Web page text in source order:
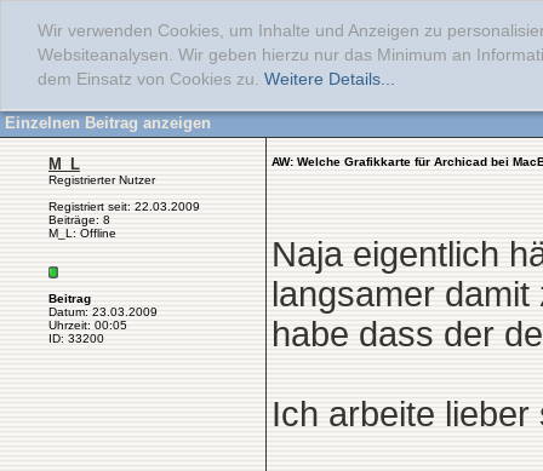
Wir verwenden Cookies, um Inhalte und Anzeigen zu
Websiteanalysen. Wir geben hierzu nur das Minimum an
dem Einsatz von Cookies zu. Weitere Details...
Einzelnen Beitrag anzeigen
M_L
Registrierter Nutzer
Registriert seit: 22.03.2009
Beiträge: 8
M_L: Offline
Beitrag
Datum: 23.03.2009
Uhrzeit: 00:05
ID: 33200
AW: Welche Grafikkarte für Archicad bei
Naja eigentlich
langsamer
habe dass der
Ich arbeite